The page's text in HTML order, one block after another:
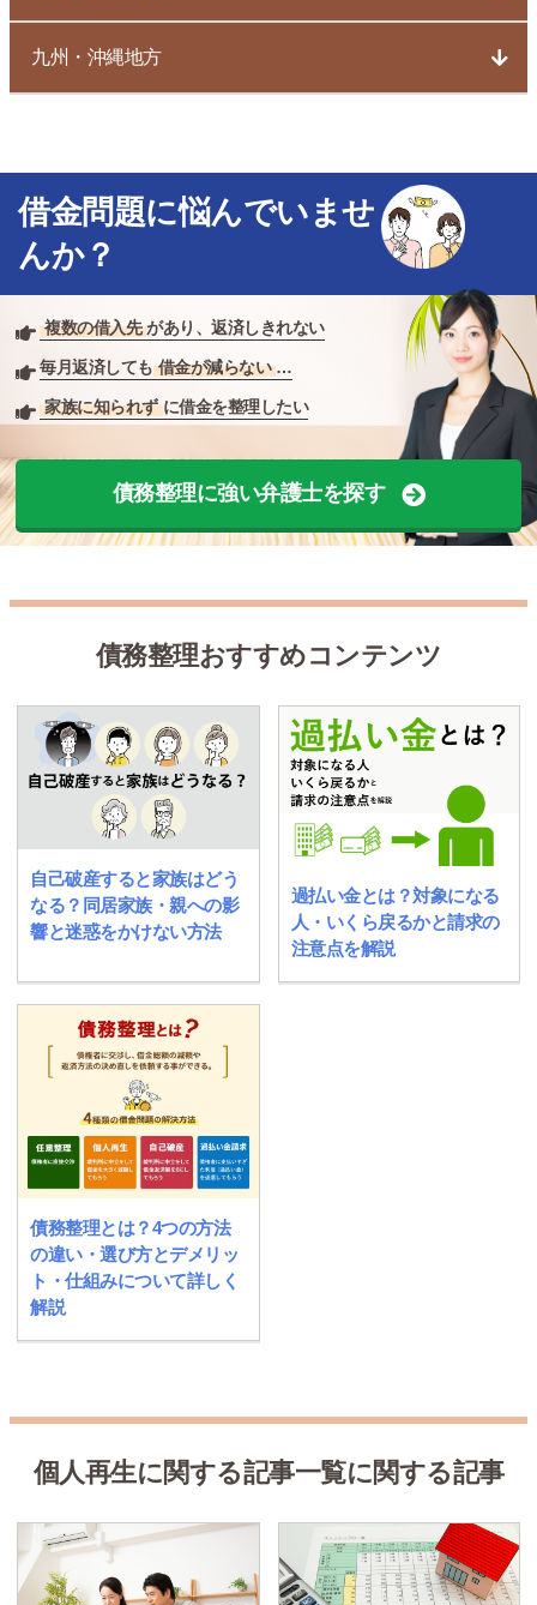
九州・沖縄地方
借金問題に悩んでいませ
んか？
複数の借入先 があり、返済しきれない
毎月返済しても 借金が減らない …
家族に知られず に借金を整理したい
債務整理に強い弁護士を探す
債務整理おすすめコンテンツ
自己破産すると家族はどう
なる？同居家族・親への影
響と迷惑をかけない方法
過払い金とは？対象になる
人・いくら戻るかと請求の
注意点を解説
債務整理とは？4つの方法
の違い・選び方とデメリッ
ト・仕組みについて詳しく
解説
個人再生に関する記事一覧に関する記事